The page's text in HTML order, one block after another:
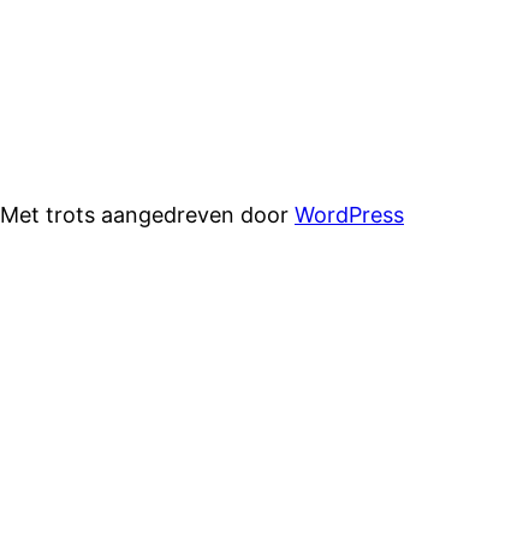
Met trots aangedreven door WordPress